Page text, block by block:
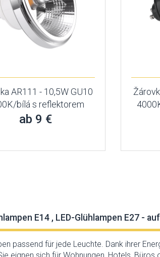
AR111 - 10,5W GU10
bílá s reflektorem
ab 9 €
E14 , LED-Glühlampen E27 -
passend für jede Leuchte. Dank ihrer